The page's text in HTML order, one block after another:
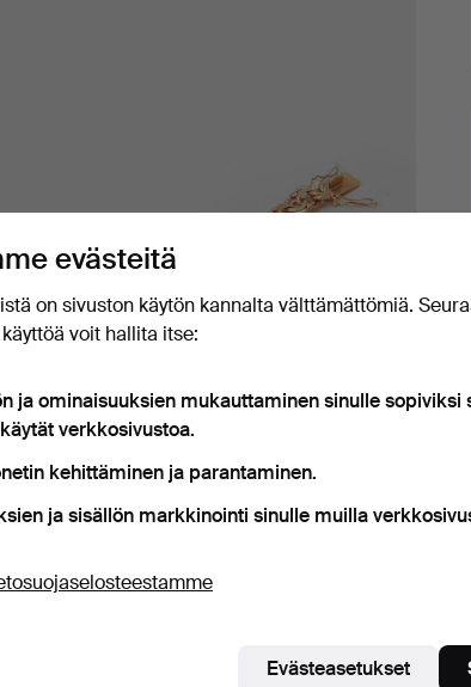
evästeitä
on sivuston käytön kannalta välttämättömiä.
voit hallita itse:
ja ominaisuuksien mukauttaminen sinulle sopiviksi
verkkosivustoa.
kehittäminen ja parantaminen.
ja sisällön markkinointi sinulle muilla
Evästeasetukset